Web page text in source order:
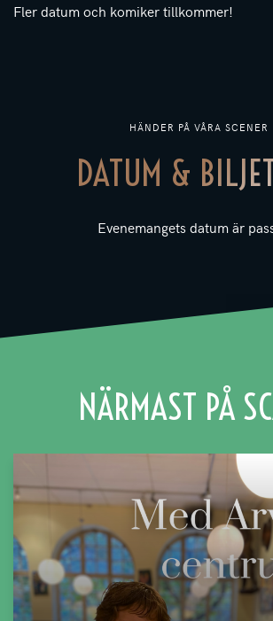
HÄNDER PÅ VÅRA SCENER
DATUM &
Evenemangets datum är
Fler datum och komiker tillkommer!
NÄRMAST PÅ